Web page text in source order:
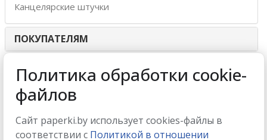
Канцелярские штучки
ПОКУПАТЕЛЯМ
ИНТЕРНЕТ-МАГАЗИН
МЫ ПРИНИМАЕМ
Политика обработки cookie-
файлов
Сайт paperki.by использует cookies-файлы в
соответствии с Политикой в отношении